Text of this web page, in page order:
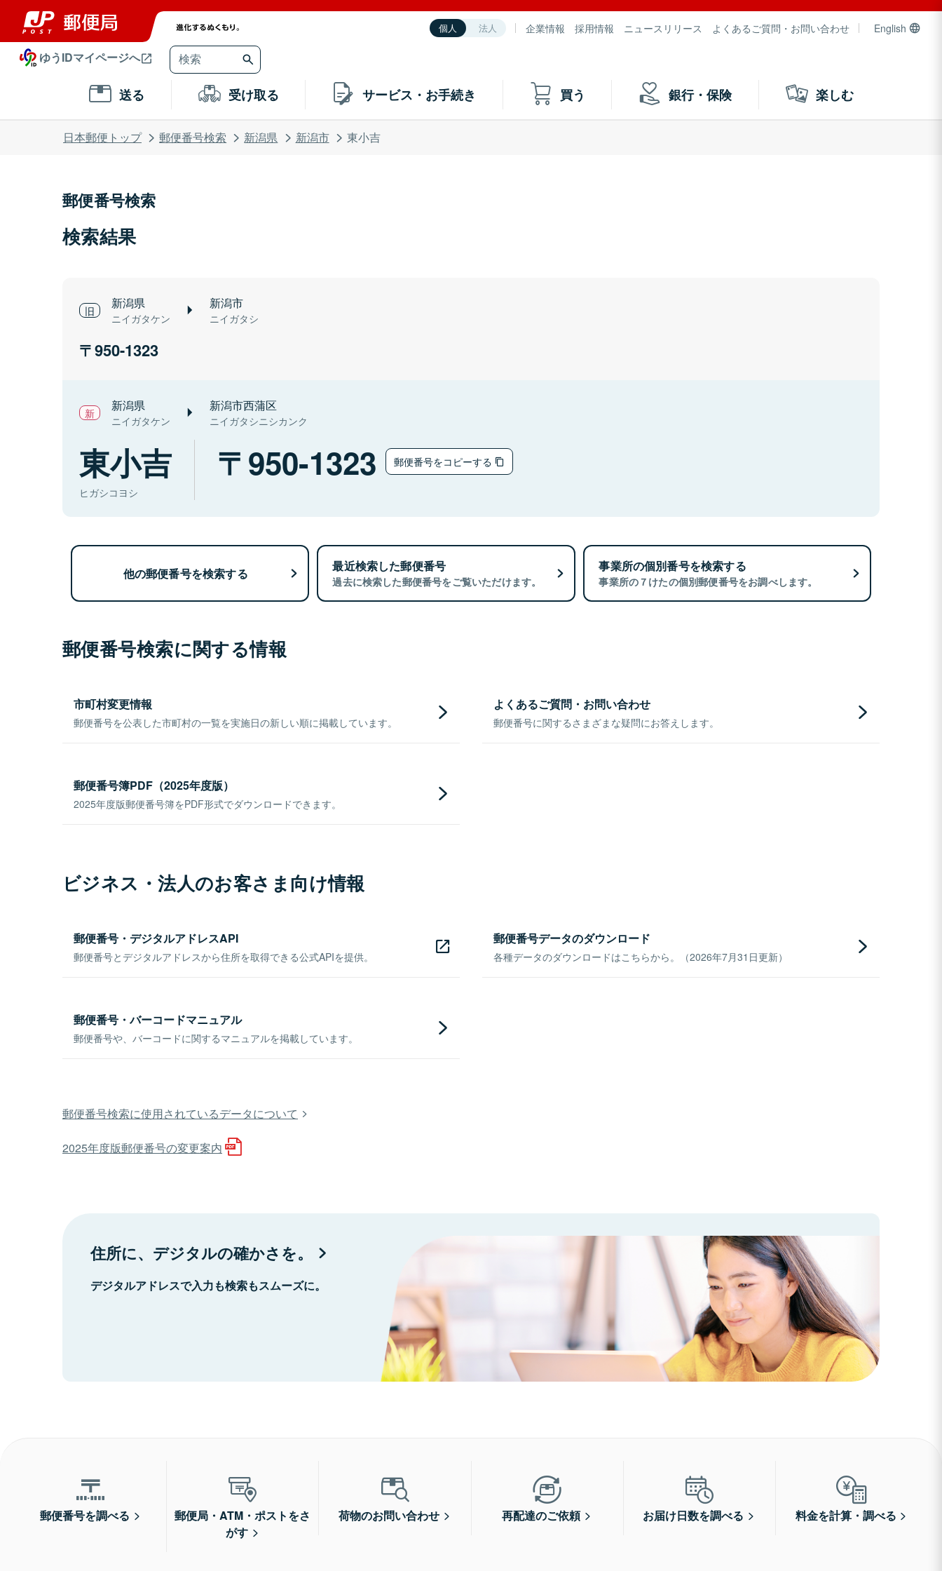
個人 法人 企業情報 採用情報 ニュースリリース よくあるご質問・お問い合わせ English
ゆうIDマイページへ
送る 受け取る サービス・お手続き 買う 銀行・保険 楽しむ
日本郵便トップ 郵便番号検索 新潟県 新潟市 東小吉
郵便番号検索
検索結果
新潟県
ニイガタケン
新潟市
ニイガタシ
950-1323
新潟県
ニイガタケン
新潟市西蒲区
ニイガタシニシカンク
東小吉
ヒガシコヨシ
950-1323 郵便番号をコピーする
他の郵便番号を検索する 最近検索した郵便番号
過去に検索した郵便番号をご覧いただけます。
事業所の個別番号を検索する
事業所の７けたの個別郵便番号をお調べします。
郵便番号検索に関する情報
市町村変更情報
郵便番号を公表した市町村の一覧を実施日の新しい順に掲載しています。
よくあるご質問・お問い合わせ
郵便番号に関するさまざまな疑問にお答えします。
郵便番号簿PDF（2025年度版）
2025年度版郵便番号簿をPDF形式でダウンロードできます。
ビジネス・法人のお客さま向け情報
郵便番号・デジタルアドレスAPI
郵便番号とデジタルアドレスから住所を取得できる公式APIを提供。
郵便番号データのダウンロード
各種データのダウンロードはこちらから。（2026年7月31日更新）
郵便番号・バーコードマニュアル
郵便番号や、バーコードに関するマニュアルを掲載しています。
郵便番号検索に使用されているデータについて
2025年度版郵便番号の変更案内
住所に、デジタルの確かさを。
デジタルアドレスで入力も検索もスムーズに。
郵便番号を調べる
郵便局・ATM・ポストをさ
がす
荷物のお問い合わせ 再配達のご依頼 お届け日数を調べる 料金を計算・調べる